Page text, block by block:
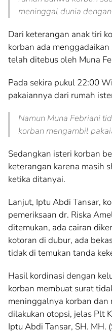
meninggal dunia
Dari keterangan anak tiri
korban ada
telah ditebus oleh Muna
Pada sekira pukul 22:00
pakaiannya dari rumah
Namun Muna Febriani
korban mengambil
Sedangkan isteri korban
keterangan karena masih
ketika ditanyai.
Lanjut, Iptu Abdi Tansar,
pemeriksaan dr. Riska
ditemukan, ada cairan
kotoran di dubur, ada
tidak di temukan tanda
Hasil kordinasi dengan
korban membuat surat
meninggalnya korban
dilakukan otopsi, jelas Plt
Iptu Abdi Tansar, SH. MH.